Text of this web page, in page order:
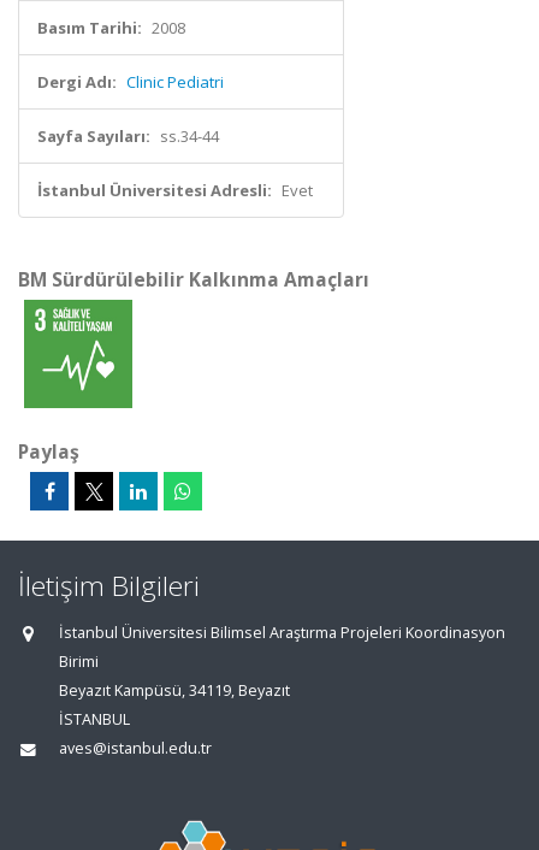
Basım Tarihi: 2008
Dergi Adı: Clinic Pediatri
Sayfa Sayıları: ss.34-44
İstanbul Üniversitesi Adresli: Evet
BM Sürdürülebilir Kalkınma Amaçları
Paylaş
İletişim Bilgileri
İstanbul Üniversitesi Bilimsel Araştırma Projeleri Koordinasyon
Birimi
Beyazıt Kampüsü, 34119, Beyazıt
İSTANBUL
aves@istanbul.edu.tr